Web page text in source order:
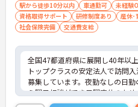
駅から徒歩10分以内 車通勤可 未経験
資格取得サポート
研修制度あり
産休･
社会保険完備
交通費支給
全国47都道府県に展開し40年以
トップクラスの安定法人で訪問
募集しています。夜勤なしの日
ら曜日相談ができ日曜定休のた
両立が可能です。企業主導型保